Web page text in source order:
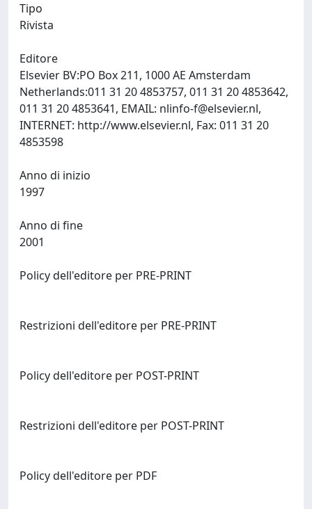
Tipo
Rivista
Editore
Elsevier BV:PO Box 211, 1000 AE Amsterdam
Netherlands:011 31 20 4853757, 011 31 20 4853642,
011 31 20 4853641, EMAIL: nlinfo-f@elsevier.nl,
INTERNET: http://www.elsevier.nl, Fax: 011 31 20
Anno di inizio
Anno di fine
Policy dell'editore per PRE-PRINT
Restrizioni dell'editore per PRE-PRINT
Policy dell'editore per POST-PRINT
Restrizioni dell'editore per POST-PRINT
Policy dell'editore per PDF